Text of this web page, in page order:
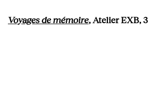
Voyages de mémoire, Atelier EXB,